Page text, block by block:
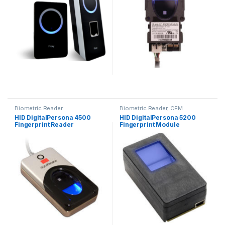
Biometric Reader
HID DigitalPersona 4500
Fingerprint Reader
Biometric Reader, OEM
HID DigitalPersona 5200
Fingerprint Module